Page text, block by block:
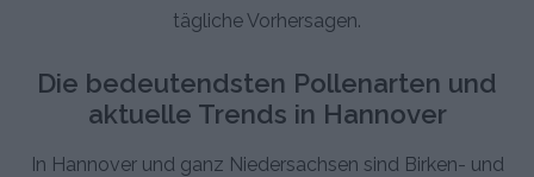
tägliche Vorhersagen.
Die bedeutendsten Pollenarten und
aktuelle Trends in Hannover
In Hannover und ganz Niedersachsen sind Birken- und